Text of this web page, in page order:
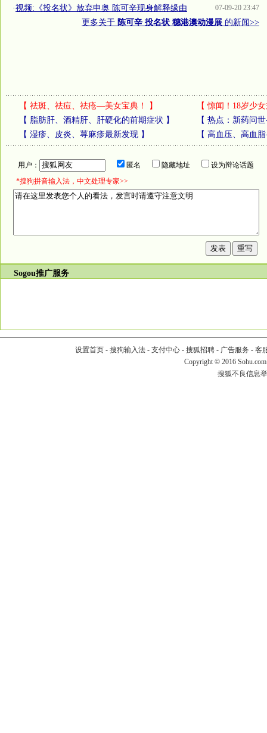
07-09-20 23:47
·视频:《投名状》放弃申奥 陈可辛现身解释缘由
更多关于 陈可辛 投名状 穗港澳动漫展 的新闻>>
【 祛斑、祛痘、祛疮—美女宝典！ 】 【惊闻！18岁少
【 脂肪肝、酒精肝、肝硬化的前期症状 】 【 热点：新药问
【 湿疹、皮炎、荨麻疹最新发现】 【 高血压、高血
用户： 匿名 隐藏地址
设为辩论话题
*搜狗拼音输入法，中文处理专家>>
Sogou推广服务
设置首页- 搜狗输入法- 支付中心- 搜狐招聘- 广告服务 - 客
Copyright © 2016
搜狐不良信息